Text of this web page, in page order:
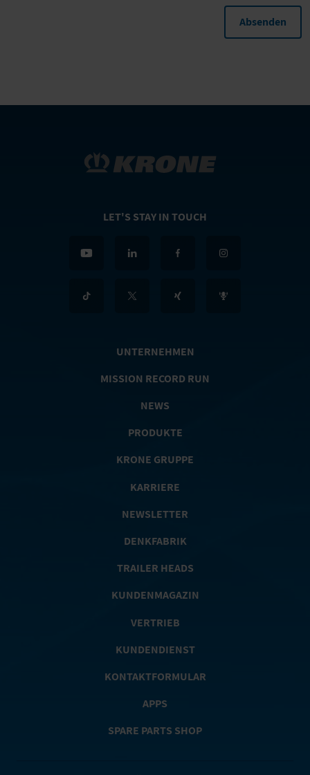
Absenden
LET'S STAY IN TOUCH
UNTERNEHMEN
MISSION RECORD RUN
NEWS
PRODUKTE
KRONE GRUPPE
KARRIERE
NEWSLETTER
DENKFABRIK
TRAILER HEADS
KUNDENMAGAZIN
VERTRIEB
KUNDENDIENST
KONTAKTFORMULAR
APPS
SPARE PARTS SHOP